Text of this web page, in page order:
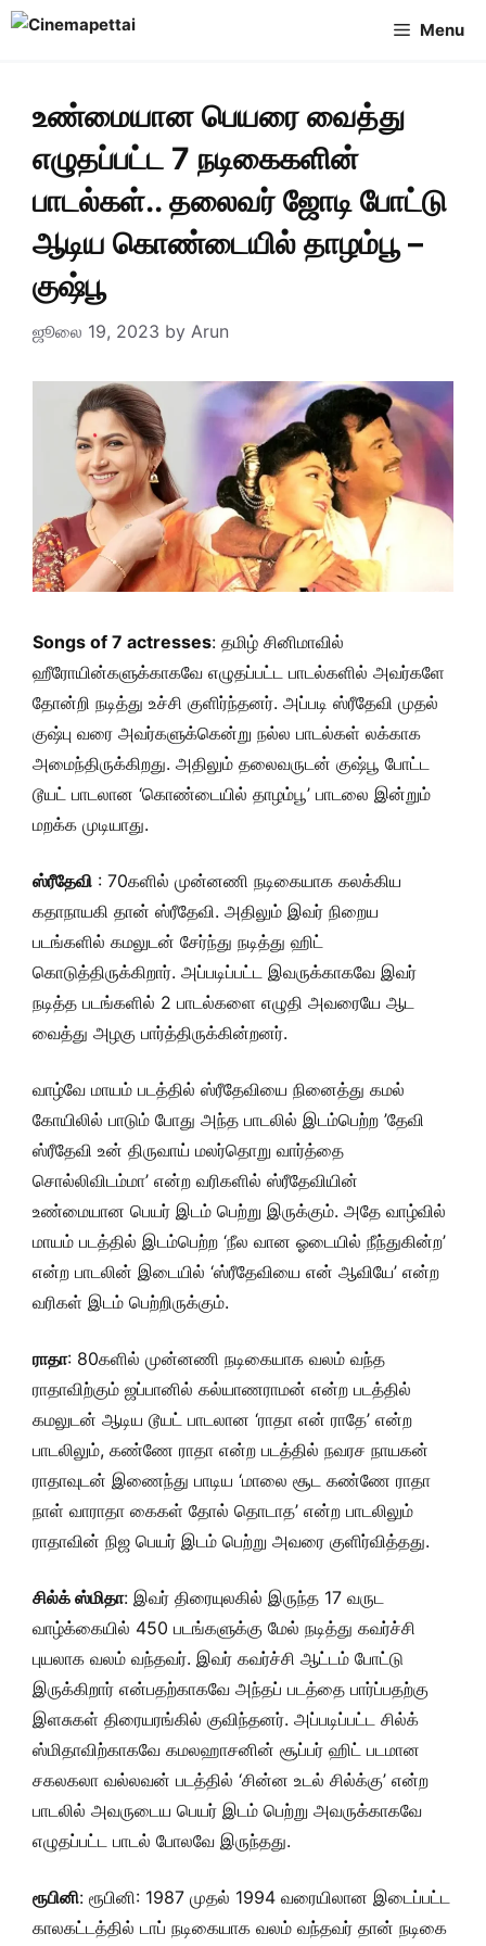
Skip
Menu
உண்மையான பெயரை வைத்து
எழுதப்பட்ட 7 நடிகைகளின்
பாடல்கள்.. தலைவர் ஜோடி போட்டு
ஆடிய கொண்டையில் தாழம்பூ –
குஷ்பூ
ஜூலை 19, 2023 by Arun
Songs of 7 actresses: தமிழ் சினிமாவில்
ஹீரோயின்களுக்காகவே எழுதப்பட்ட பாடல்களில் அவர்களே
தோன்றி நடித்து உச்சி குளிர்ந்தனர். அப்படி ஸ்ரீதேவி முதல்
குஷ்பு வரை அவர்களுக்கென்று நல்ல பாடல்கள் லக்காக
அமைந்திருக்கிறது. அதிலும் தலைவருடன் குஷ்பூ போட்ட
டூயட் பாடலான ‘கொண்டையில் தாழம்பூ’ பாடலை இன்றும்
மறக்க முடியாது.
ஸ்ரீதேவி : 70களில் முன்னணி நடிகையாக கலக்கிய
கதாநாயகி தான் ஸ்ரீதேவி. அதிலும் இவர் நிறைய
படங்களில் கமலுடன் சேர்ந்து நடித்து ஹிட்
கொடுத்திருக்கிறார். அப்படிப்பட்ட இவருக்காகவே இவர்
நடித்த படங்களில் 2 பாடல்களை எழுதி அவரையே ஆட
வைத்து அழகு பார்த்திருக்கின்றனர்.
வாழ்வே மாயம் படத்தில் ஸ்ரீதேவியை நினைத்து கமல்
கோயிலில் பாடும் போது அந்த பாடலில் இடம்பெற்ற ’தேவி
ஸ்ரீதேவி உன் திருவாய் மலர்தொறு வார்த்தை
சொல்லிவிடம்மா’ என்ற வரிகளில் ஸ்ரீதேவியின்
உண்மையான பெயர் இடம் பெற்று இருக்கும். அதே வாழ்வில்
மாயம் படத்தில் இடம்பெற்ற ‘நீல வான ஓடையில் நீந்துகின்ற’
என்ற பாடலின் இடையில் ‘ஸ்ரீதேவியை என் ஆவியே’ என்ற
வரிகள் இடம் பெற்றிருக்கும்.
ராதா: 80களில் முன்னணி நடிகையாக வலம் வந்த
ராதாவிற்கும் ஜப்பானில் கல்யாணராமன் என்ற படத்தில்
கமலுடன் ஆடிய டூயட் பாடலான ‘ராதா என் ராதே’ என்ற
பாடலிலும், கண்ணே ராதா என்ற படத்தில் நவரச நாயகன்
ராதாவுடன் இணைந்து பாடிய ‘மாலை சூட கண்ணே ராதா
நாள் வாராதா கைகள் தோல் தொடாத’ என்ற பாடலிலும்
ராதாவின் நிஜ பெயர் இடம் பெற்று அவரை குளிர்வித்தது.
சில்க் ஸ்மிதா: இவர் திரையுலகில் இருந்த 17 வருட
வாழ்க்கையில் 450 படங்களுக்கு மேல் நடித்து கவர்ச்சி
புயலாக வலம் வந்தவர். இவர் கவர்ச்சி ஆட்டம் போட்டு
இருக்கிறார் என்பதற்காகவே அந்தப் படத்தை பார்ப்பதற்கு
இளசுகள் திரையரங்கில் குவிந்தனர். அப்படிப்பட்ட சில்க்
ஸ்மிதாவிற்காகவே கமலஹாசனின் சூப்பர் ஹிட் படமான
சகலகலா வல்லவன் படத்தில் ‘சின்ன உடல் சில்க்கு’ என்ற
பாடலில் அவருடைய பெயர் இடம் பெற்று அவருக்காகவே
எழுதப்பட்ட பாடல் போலவே இருந்தது.
ரூபினி: ரூபினி: 1987 முதல் 1994 வரையிலான இடைப்பட்ட
காலகட்டத்தில் டாப் நடிகையாக வலம் வந்தவர் தான் நடிகை